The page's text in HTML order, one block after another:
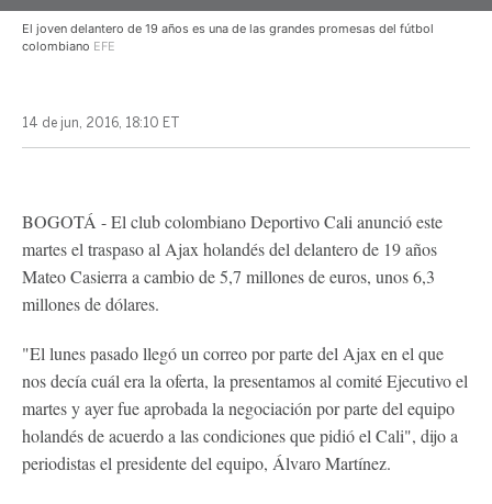
El joven delantero de 19 años es una de las grandes promesas del fútbol
colombiano EFE
14 de jun, 2016, 18:10 ET
BOGOTÁ - El club colombiano Deportivo Cali anunció este
martes el traspaso al Ajax holandés del delantero de 19 años
Mateo Casierra a cambio de 5,7 millones de euros, unos 6,3
millones de dólares.
"El lunes pasado llegó un correo por parte del Ajax en el que
nos decía cuál era la oferta, la presentamos al comité Ejecutivo el
martes y ayer fue aprobada la negociación por parte del equipo
holandés de acuerdo a las condiciones que pidió el Cali", dijo a
periodistas el presidente del equipo, Álvaro Martínez.